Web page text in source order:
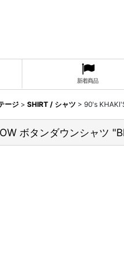
新着商品
ージ > SHIRT / シャツ > 90's
ボタンダウンシャツ